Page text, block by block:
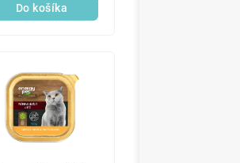
Do košíka